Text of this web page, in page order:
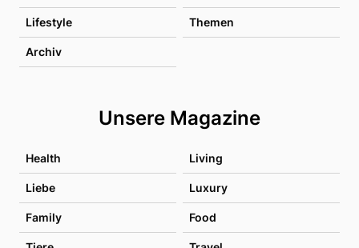
Lifestyle Themen
Archiv
Unsere Magazine
Health Living
Liebe Luxury
Family Food